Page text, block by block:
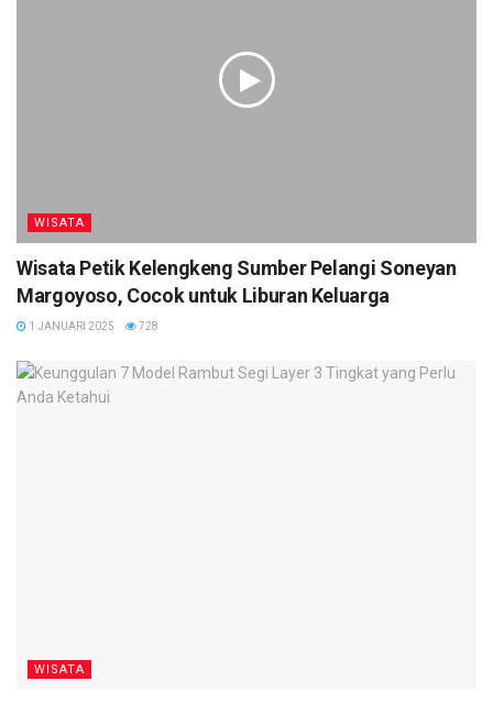
WISATA
Wisata Petik Kelengkeng Sumber Pelangi Soneyan
Margoyoso, Cocok untuk Liburan Keluarga
1 JANUARI 2025 728
WISATA